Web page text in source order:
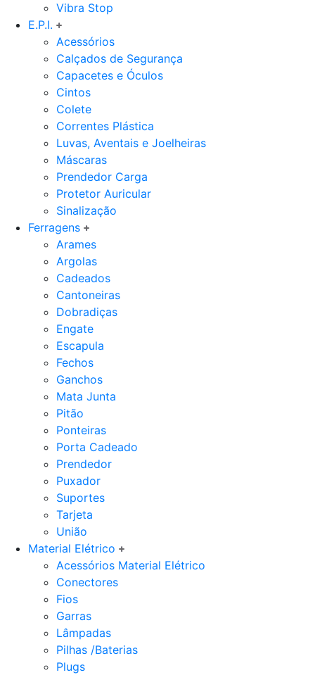
Vibra Stop
E.P.I.
Acessórios
Calçados de Segurança
Capacetes e Óculos
Cintos
Colete
Correntes Plástica
Luvas, Aventais e Joelheiras
Máscaras
Prendedor Carga
Protetor Auricular
Sinalização
Ferragens
Arames
Argolas
Cadeados
Cantoneiras
Dobradiças
Engate
Escapula
Fechos
Ganchos
Mata Junta
Pitão
Ponteiras
Porta Cadeado
Prendedor
Puxador
Suportes
Tarjeta
União
Material Elétrico
Acessórios Material Elétrico
Conectores
Fios
Garras
Lâmpadas
Pilhas /Baterias
Plugs